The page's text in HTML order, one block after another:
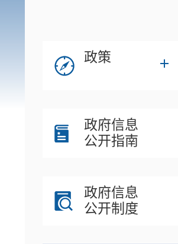
政策
政府信息
公开指南
政府信息
公开制度